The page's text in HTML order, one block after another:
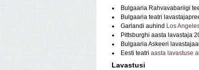
Bulgaaria Rahvavabariigi
Bulgaaria teatri
Garlandi auhind Los
Pittsburghi aasta lavastaja
Bulgaaria Askeeri
Eesti teatri aasta lavastuse
Lavastusi